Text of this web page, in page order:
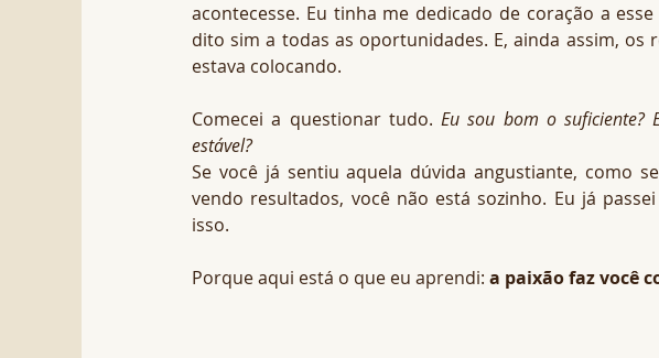
acontecesse. Eu tinha me dedicado de coração a
dito sim a todas as oportunidades. E, ainda assim,
estava colocando.
Comecei a questionar tudo. Eu sou bom o suficiente?
estável?
Se você já sentiu aquela dúvida angustiante, como
vendo resultados, você não está sozinho. Eu já
isso.
Porque aqui está o que eu aprendi: a paixão faz você